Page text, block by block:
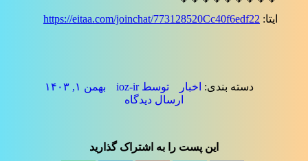
ایتا: https://eitaa.com/joinchat/773128520Cc40f6edf22
دسته بندی: اخبار توسطioz-ir
بهمن ۱, ۱۴۰۳
ارسال دیدگاه
این پست را به اشتراک گذارید